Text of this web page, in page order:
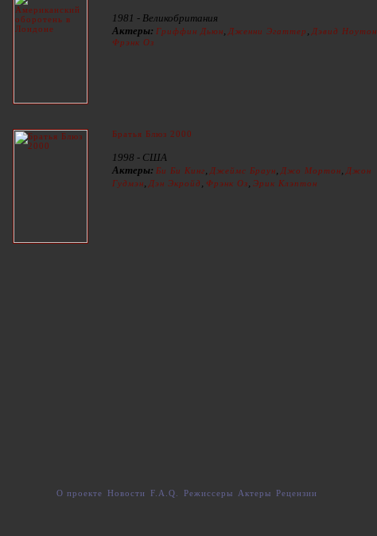
1981 - Великобритания
Актеры: Гриффин Дьюн Дженни Эгаттер Дэвид Ноутон
Фрэнк Оз
Братья Блюз 2000
1998 - США
Актеры: Би Би Кинг Джеймс Браун Джо Мортон
Джон
Гудмэн
Дэн Экройд Фрэнк Оз Эрик Клэптон
О проекте Новости F.A.Q. Режиссеры Актеры Рецензии